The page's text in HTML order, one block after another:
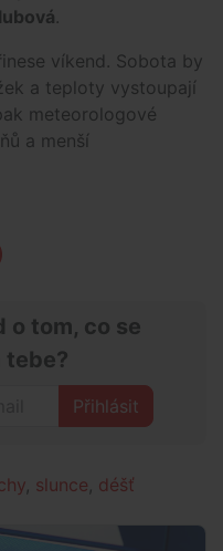
.
víkend. Sobota by
a teploty vystoupají
meteorologové
a menší
o tom, co se
tebe?
Přihlásit
slunce déšť